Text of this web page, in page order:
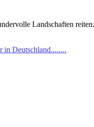
Landschaften reiten.
in Deutschland........